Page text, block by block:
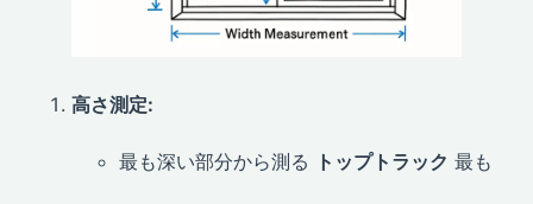
高さ測定:
最も深い部分から測る トップトラック 最も